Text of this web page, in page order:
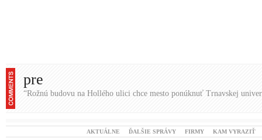
pre
“Rožnú budovu na Hollého ulici chce mesto ponúknuť Trnavskej
AKTUÁLNE ĎALŠIE SPRÁVY FIRMY KAM VYRAZIŤ